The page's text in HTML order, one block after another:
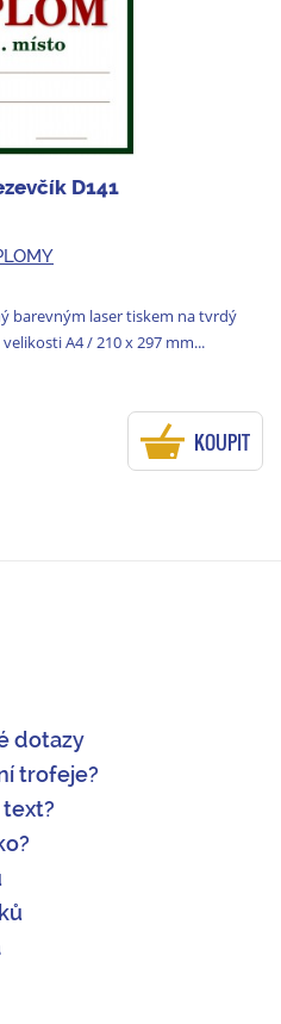
D141
barevným laser tiskem na tvrdý
A4 / 210 x 297 mm...
KOUPIT
dotazy
trofeje?